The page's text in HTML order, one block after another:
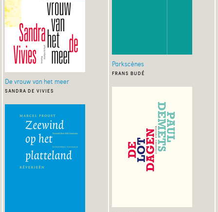
De vrouw van het meer
sandra de vivies
Parkscènes
frans budé